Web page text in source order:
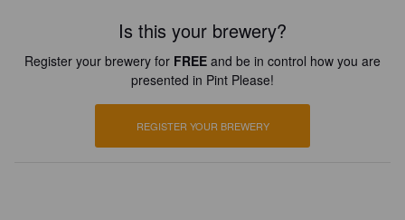
Is this your brewery?
Register your brewery for FREE and be in control how you are
presented in Pint Please!
REGISTER YOUR BREWERY